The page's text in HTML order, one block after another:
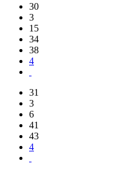
30
3
15
34
38
4
31
3
6
41
43
4